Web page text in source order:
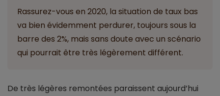
Rassurez-vous en 2020, la situation de taux bas
va bien évidemment perdurer, toujours sous la
barre des 2%, mais sans doute avec un scénario
qui pourrait être très légèrement différent.
De très légères remontées paraissent aujourd’hui